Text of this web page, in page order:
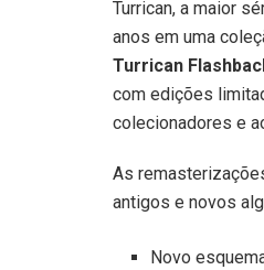
Turrican, a maior
anos em uma
Turrican
com edições
colecionadores e
As
antigos e novos
Novo